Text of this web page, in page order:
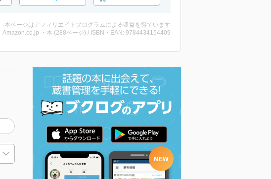
本ページはアフィリエイトプログラムによる収益を得ています
Amazon.co.jp ・本 (288ページ) / ISBN・EAN: 9784434154409